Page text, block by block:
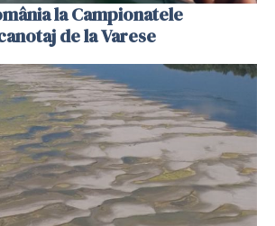
la Campionatele
de la Varese